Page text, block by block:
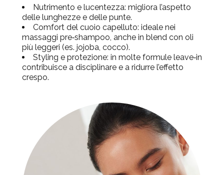
Nutrimento e lucentezza: migliora l’aspetto
delle lunghezze e delle punte.
Comfort del cuoio capelluto: ideale nei
massaggi pre‑shampoo, anche in blend con oli
più leggeri (es. jojoba, cocco).
Styling e protezione: in molte formule leave‑in
contribuisce a disciplinare e a ridurre l’effetto
crespo.